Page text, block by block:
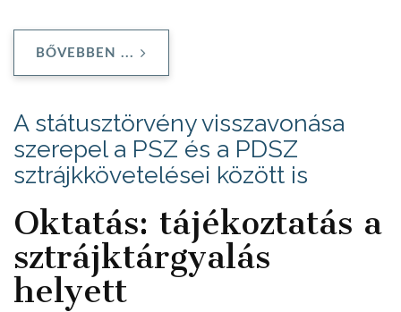
BŐVEBBEN ...
A státusztörvény visszavonása
szerepel a PSZ és a PDSZ
sztrájkkövetelései között is
Oktatás: tájékoztatás a
sztrájktárgyalás
helyett